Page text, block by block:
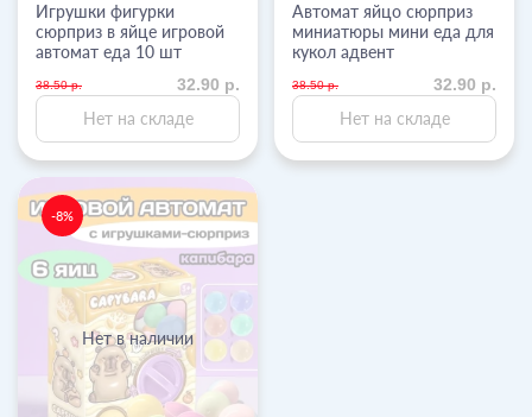
Игрушки фигурки
сюрприз в яйце игровой
автомат еда 10 шт
38.50 р. 32.90 р.
Нет на складе
Автомат яйцо сюрприз
миниатюры мини еда для
кукол адвент
38.50 р. 32.90 р.
Нет на складе
Нет в наличии
-8%